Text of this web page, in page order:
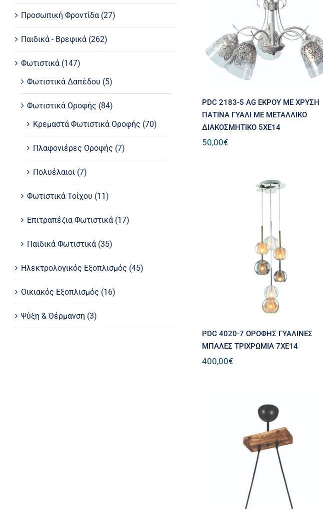
Προσωπική Φροντίδα (27)
Παιδικά - Βρεφικά (262)
Φωτιστικά (147)
Φωτιστικά Δαπέδου (5)
Φωτιστικά Οροφής (84)
Κρεμαστά Φωτιστικά Οροφής (70)
Πλαφονιέρες Οροφής (7)
Πολυέλαιοι (7)
Φωτιστικά Τοίχου (11)
Επιτραπέζια Φωτιστικά (17)
Παιδικά Φωτιστικά (35)
Ηλεκτρολογικός Εξοπλισμός (45)
Οικιακός Εξοπλισμός (16)
Ψύξη & Θέρμανση (3)
PDC 2183-5 AG ΕΚΡΟΥ ΜΕ ΧΡΥΣΗ
ΠΑΤΙΝΑ ΓΥΑΛΙ ΜΕ ΜΕΤΑΛΛΙΚΟ
ΔΙΑΚΟΣΜΗΤΙΚΟ 5ΧΕ14
50,00€
PDC 4020-7 ΟΡΟΦΗΣ
ΓΥΑΛΙΝΕΣ ΜΠΑΛΕΣ
ΤΡΙΧΡΩΜΙΑ 7ΧΕ14
PDC 4020-7 ΟΡΟΦΗΣ ΓΥΑΛΙΝΕΣ
ΜΠΑΛΕΣ ΤΡΙΧΡΩΜΙΑ 7ΧΕ14
400,00€
PDT 2060-2 ΡΑΓΑ ΞΥΛΙΝΗ
ΜΕ ΚΑΜΠΑΝΑ ΚΑΠΕΛΟ